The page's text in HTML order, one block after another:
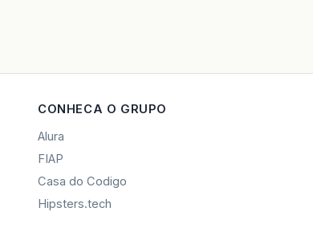
CONHECA O GRUPO
Alura
FIAP
Casa do Codigo
Hipsters.tech